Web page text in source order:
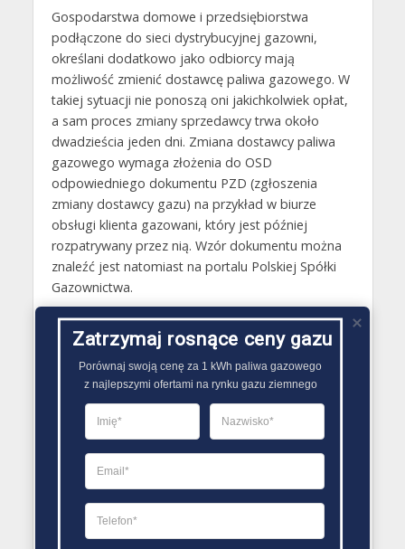
Gospodarstwa domowe i przedsiębiorstwa
podłączone do sieci dystrybucyjnej gazowni,
określani dodatkowo jako odbiorcy mają
możliwość zmienić dostawcę paliwa gazowego. W
takiej sytuacji nie ponoszą oni jakichkolwiek opłat,
a sam proces zmiany sprzedawcy trwa około
dwadzieścia jeden dni. Zmiana dostawcy paliwa
gazowego wymaga złożenia do OSD
odpowiedniego dokumentu PZD (zgłoszenia
zmiany dostawcy gazu) na przykład w biurze
obsługi klienta gazowani, który jest później
rozpatrywany przez nią. Wzór dokumentu można
znaleźć jest natomiast na portalu Polskiej Spółki
Gazownictwa.
Gazy techniczne Duszniki-Zdrój
Butle gazowe Duszniki-Zdrój
Gaz płynny Duszniki-Zdrój
LPG Duszniki-Zdrój
Dostawcy gazu Duszniki-Zdrój
PORÓWNYWARKA OFERT GAZU
Zatrzymaj rosnące ceny gazu
Porównaj swoją cenę za 1 kWh paliwa gazowego
z najlepszymi ofertami na rynku gazu ziemnego